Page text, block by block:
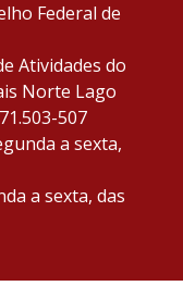
Federal de
Atividades do
Norte Lago
507
a sexta,
a sexta, das